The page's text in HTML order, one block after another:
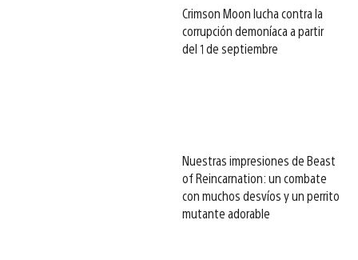
Crimson Moon lucha contra la
corrupción demoníaca a partir
del 1 de septiembre
Nuestras impresiones de Beast
of Reincarnation: un combate
con muchos desvíos y un perrito
mutante adorable